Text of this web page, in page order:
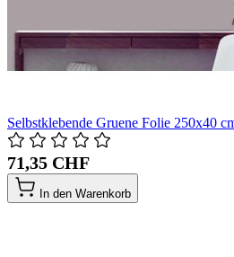
Selbstklebende Gruene Folie 250x40
71,35 CHF
In den Warenkorb